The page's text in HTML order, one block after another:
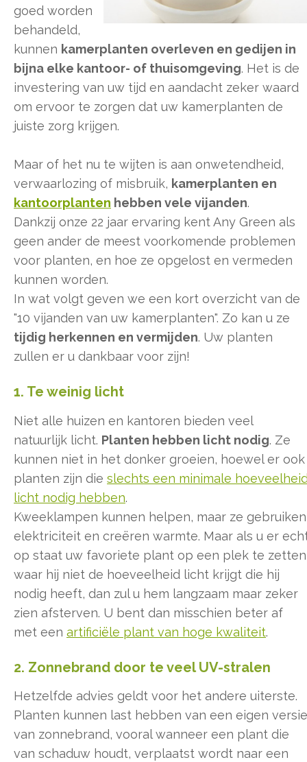
goed worden
behandeld,
kunnen kamerplanten overleven en gedijen in
bijna elke kantoor- of thuisomgeving. Het is de
investering van uw tijd en aandacht zeker waard
om ervoor te zorgen dat uw kamerplanten de
juiste zorg krijgen.
Maar of het nu te wijten is aan onwetendheid,
verwaarlozing of misbruik, kamerplanten en
kantoorplanten hebben vele vijanden.
Dankzij onze 22 jaar ervaring kent Any Green als
geen ander de meest voorkomende problemen
voor planten, en hoe ze opgelost en vermeden
kunnen worden.
In wat volgt geven we een kort overzicht van de
"10 vijanden van uw kamerplanten". Zo kan u ze
tijdig herkennen en vermijden. Uw planten
zullen er u dankbaar voor zijn!
1. Te weinig licht
Niet alle huizen en kantoren bieden veel
natuurlijk licht. Planten hebben licht nodig. Ze
kunnen niet in het donker groeien, hoewel er ook
planten zijn die slechts een minimale
licht nodig hebben.
Kweeklampen kunnen helpen, maar ze gebruiken
elektriciteit en creëren warmte. Maar als u er
op staat uw favoriete plant op een plek te zetten
waar hij niet de hoeveelheid licht krijgt die hij
nodig heeft, dan zul u hem langzaam maar zeker
zien afsterven. U bent dan misschien beter af
met een artificiële plant van hoge kwaliteit.
2. Zonnebrand door te veel UV-stralen
Hetzelfde advies geldt voor het andere uiterste.
Planten kunnen last hebben van een eigen versie
van zonnebrand, vooral wanneer een plant die
van schaduw houdt, verplaatst wordt naar een